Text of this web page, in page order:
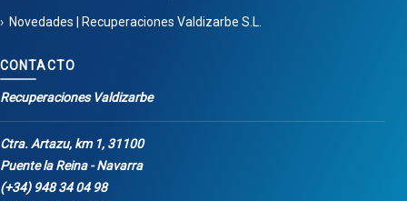
Novedades | Recuperaciones Valdizarbe S.L.
CONTACTO
Recuperaciones Valdizarbe
Ctra. Artazu, km 1, 31100
Puente la Reina - Navarra
(+34) 948 34 04 98